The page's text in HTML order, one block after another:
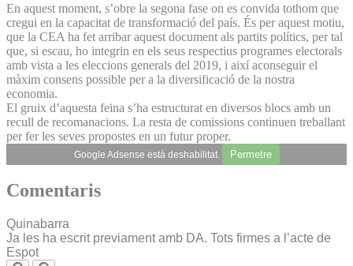
En aquest moment, s’obre la segona fase on es convida tothom que
cregui en la capacitat de transformació del país. És per aquest motiu,
que la CEA ha fet arribar aquest document als partits polítics, per tal
que, si escau, ho integrin en els seus respectius programes electorals
amb vista a les eleccions generals del 2019, i així aconseguir el
màxim consens possible per a la diversificació de la nostra
economia.
El gruix d’aquesta feina s’ha estructurat en diversos blocs amb un
recull de recomanacions. La resta de comissions continuen treballant
per fer les seves propostes en un futur proper.
Google Adsense està deshabilitat. Permetre
Comentaris
Quinabarra
Ja les ha escrit previament amb DA. Tots firmes a l’acte de
Espot